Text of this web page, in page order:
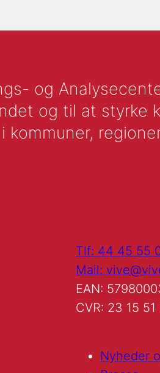
og
og til at styrke
Tlf: 44 45 55
Mail:
EAN:
CVR: 23 15 51
Nyheder